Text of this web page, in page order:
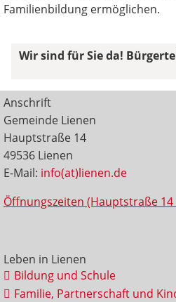
Familienbildung ermöglichen.
Wir sind für Sie da!
Anschrift
Gemeinde Lienen
Hauptstraße 14
49536 Lienen
E-Mail: info(at)lienen.de
Öffnungszeiten (Hauptstraße
Leben in Lienen
Bildung und Schule
Familie, Partnerschaft und